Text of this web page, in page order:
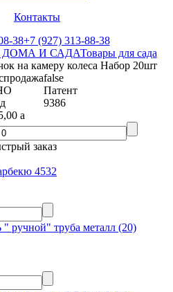
Контакты
38+7 (927) 313-88-38
И САДАТовары для сада
на камеру колеса Набор 20шт
false
Патент
9386
a
заказ
4532
труба металл (20)